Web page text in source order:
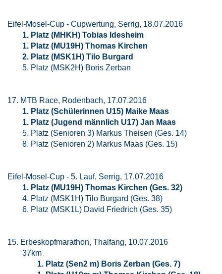
Eifel-Mosel-Cup - Cupwertung, Serrig, 18.07.2016
1. Platz (MHKH) Tobias Idesheim
1. Platz (MU19H) Thomas Kirchen
2. Platz (MSK1H) Tilo Burgard
5. Platz (MSK2H) Boris Zerban
17. MTB Race, Rodenbach, 17.07.2016
1. Platz (Schülerinnen U15) Maike Maas
1. Platz (Jugend männlich U17) Jan Maas
5. Platz (Senioren 3) Markus Theisen (Ges. 14)
8. Platz (Senioren 2) Markus Maas (Ges. 15)
Eifel-Mosel-Cup - 5. Lauf, Serrig, 17.07.2016
1. Platz (MU19H) Thomas Kirchen (Ges. 32)
4. Platz (MSK1H) Tilo Burgard (Ges. 38)
6. Platz (MSK1L) David Friedrich (Ges. 35)
15. Erbeskopfmarathon, Thalfang, 10.07.2016
37km
1. Platz (Sen2 m) Boris Zerban (Ges. 7)